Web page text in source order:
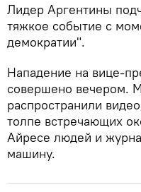
Лидер Аргентины
тяжкое событие с
демократии".
Нападение на вице-
совершено вечером.
распространили
толпе встречающих
Айресе людей и
машину.